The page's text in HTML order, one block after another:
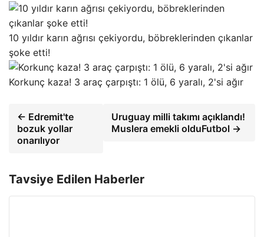
10 yıldır karın ağrısı çekiyordu, böbreklerinden çıkanlar
şoke etti!
Korkunç kaza! 3 araç çarpıştı: 1 ölü, 6 yaralı, 2'si ağır
← Edremit'te
bozuk yollar
onarılıyor
Uruguay milli takımı açıklandı!
Muslera emekli olduFutbol →
Tavsiye Edilen Haberler